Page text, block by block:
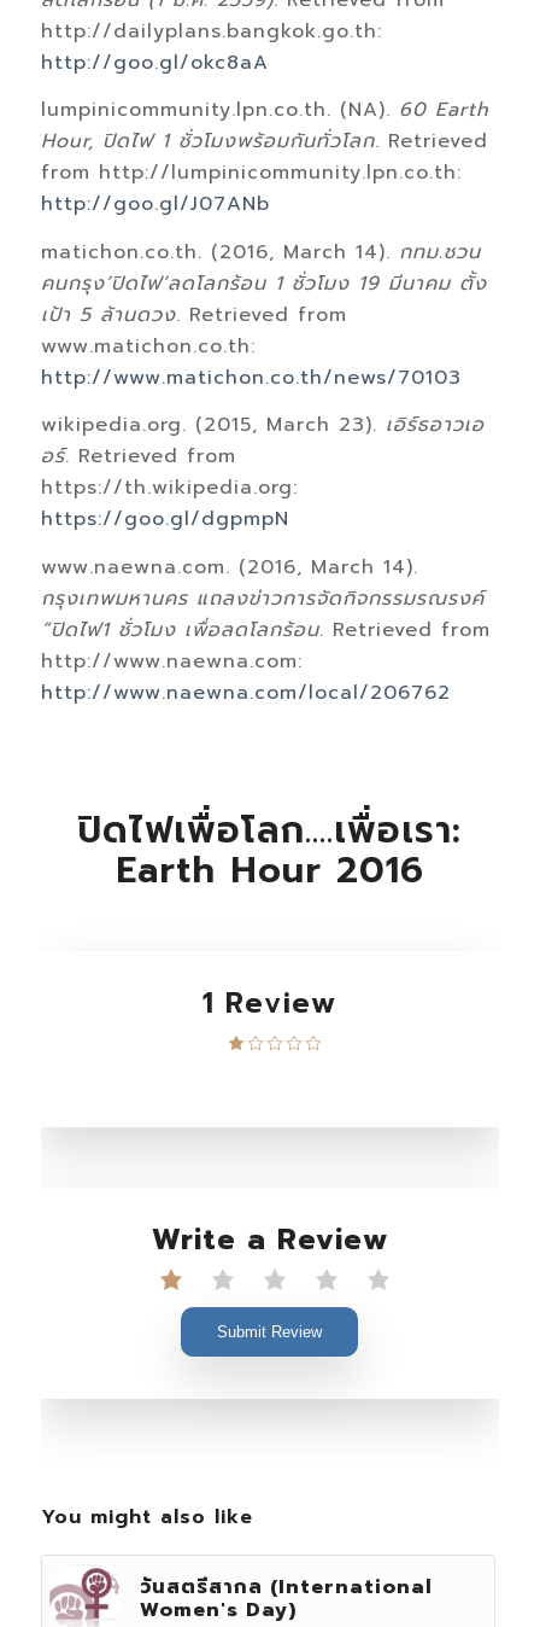
http://dailyplans.bangkok.go.th:
http://goo.gl/okc8aA
lumpinicommunity.lpn.co.th. (NA). 60 Earth
Hour, ปิดไฟ 1 ชั่วโมงพร้อมกันทั่วโลก. Retrieved
from http://lumpinicommunity.lpn.co.th:
http://goo.gl/J07ANb
matichon.co.th. (2016, March 14). กทม.ชวน
คนกรุง’ปิดไฟ’ลดโลกร้อน 1 ชั่วโมง 19 มีนาคม ตั้ง
เป้า 5 ล้านดวง. Retrieved from
www.matichon.co.th:
http://www.matichon.co.th/news/70103
wikipedia.org. (2015, March 23). เอิร์ธอาวเอ
อร์. Retrieved from
https://th.wikipedia.org:
https://goo.gl/dgpmpN
www.naewna.com. (2016, March 14).
กรุงเทพมหานคร แถลงข่าวการจัดกิจกรรมรณรงค์
“ปิดไฟ1 ชั่วโมง เพื่อลดโลกร้อน. Retrieved from
http://www.naewna.com:
http://www.naewna.com/local/206762
ปิดไฟเพื่อโลก....เพื่อเรา:
Earth Hour 2016
1 Review
Write a Review
Submit Review
You might also like
วันสตรีสากล (International
Women's Day)